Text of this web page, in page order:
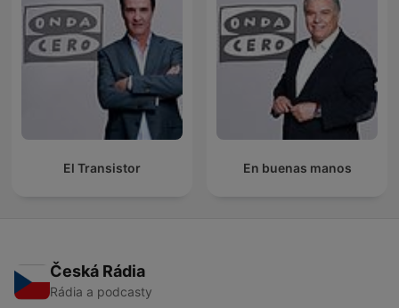
El Transistor En buenas manos
Česká Rádia
Rádia a podcasty